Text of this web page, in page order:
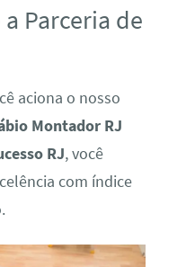
Parceria de
aciona o nosso
Montador RJ
RJ, você
com índice